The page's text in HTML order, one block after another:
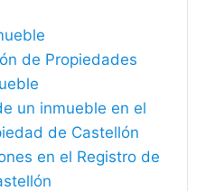
de Propiedades
un inmueble en el
de Castellón
en el Registro de